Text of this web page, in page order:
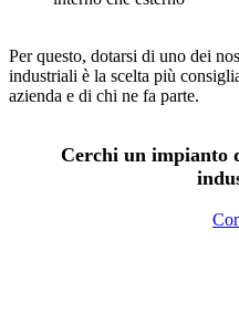
Per questo, dotarsi di uno dei
industriali è la scelta più
azienda e di chi ne fa parte.
Cerchi un impianto